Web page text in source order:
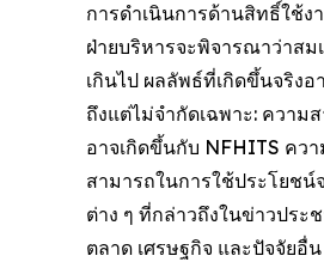
การดำเนินการด้านสิทธิ์ใช้
ฝ่ายบริหารจะพิจารณาว่าส
เกินไป ผลลัพธ์ที่เกิดขึ้นจริง
ถึงแต่ไม่จำกัดเฉพาะ: ควา
อาจเกิดขึ้นกับ NFHITS คว
สามารถในการใช้ประโยชน์
ต่าง ๆ ที่กล่าวถึงในข่าวประ
ตลาด เศรษฐกิจ และปัจจัยอื่